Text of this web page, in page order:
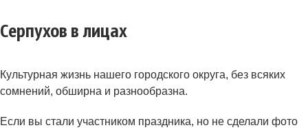
Серпухов в лицах
Культурная жизнь нашего городского округа, без всяких
сомнений, обширна и разнообразна.
Если вы стали участником праздника, но не сделали фото